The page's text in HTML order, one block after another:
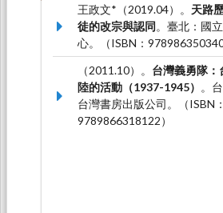
プロセスについて。論文發
アジアの現代化－日中韓を中
大學：日本立命館大學、美國
國研究中心、日本福岡女學
王政文*、洪健榮、范純武（
俗與宗教史的研究回顧與展
論文發表於2022至2023臺灣
王政文*（2019.04）。 天路
徒的改宗與認同。臺北：國
心。（ISBN：
（2011.10）。 台灣義勇隊
陸的活動（1937-1945） 。
台灣書房出版公司。（ISBN：
9789866318122）